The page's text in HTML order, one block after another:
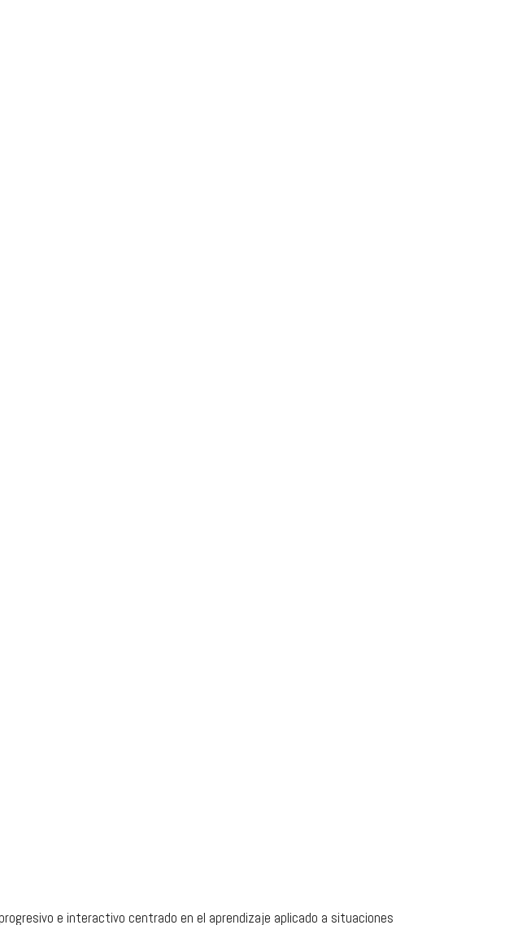
e interactivo centrado en el aprendizaje aplicado a situaciones